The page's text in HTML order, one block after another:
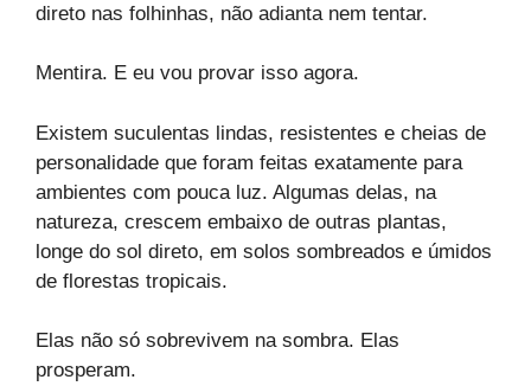
direto nas folhinhas, não adianta nem tentar.
Mentira. E eu vou provar isso agora.
Existem suculentas lindas, resistentes e cheias de
personalidade que foram feitas exatamente para
ambientes com pouca luz. Algumas delas, na
natureza, crescem embaixo de outras plantas,
longe do sol direto, em solos sombreados e úmidos
de florestas tropicais.
Elas não só sobrevivem na sombra. Elas
prosperam.